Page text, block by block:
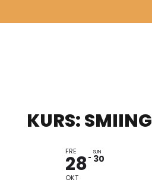
KURS: SMIING
FRE
28
OKT
SUN
30